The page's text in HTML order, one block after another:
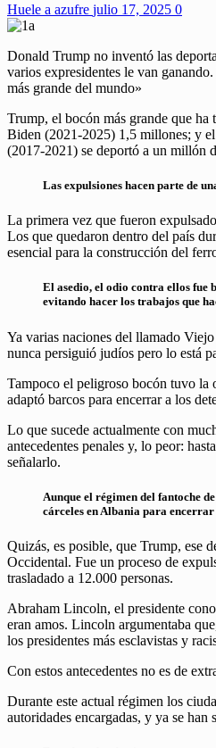
Huele a azufre julio 17, 2025 0
Donald Trump no inventó las
varios expresidentes le van
más grande del mundo»
Trump, el bocón más grande que
Biden (2021-2025) 1,5 millones; y
(2017-2021) se deportó a un millón
Las expulsiones hacen parte de
La primera vez que fueron
Los que quedaron dentro del país
esencial para la construcción del
El asedio, el odio contra ellos fue
evitando hacer los trabajos que
Ya varias naciones del llamado
nunca persiguió judíos pero lo está
Tampoco el peligroso bocón tuvo la
adaptó barcos para encerrar a los
Lo que sucede actualmente con
antecedentes penales y, lo peor:
señalarlo.
Aunque el régimen del fantoche
cárceles en Albania para
Quizás, es posible, que Trump, ese
Occidental. Fue un proceso de
trasladado a 12.000 personas.
Abraham Lincoln, el presidente
eran amos. Lincoln argumentaba
los presidentes más esclavistas y
Con estos antecedentes no es de
Durante este actual régimen los
autoridades encargadas, y ya se